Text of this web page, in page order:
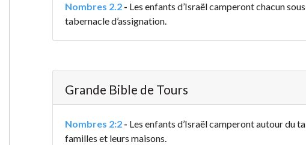
Nombres 2.2- Les enfants d’Israël camperont chacun
tabernacle d’assignation.
Grande Bible de Tours
Nombres 2:2- Les enfants d’Israël camperont autour du
familles et leurs maisons.